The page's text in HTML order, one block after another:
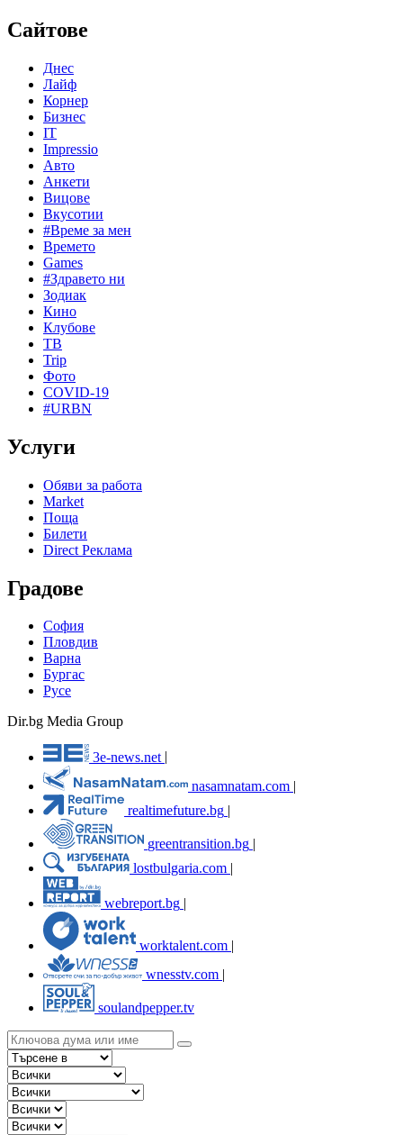
Сайтове
Днес
Лайф
Корнер
Бизнес
IT
Impressio
Авто
Анкети
Вицове
Вкусотии
#Време за мен
Времето
Games
#Здравето ни
Зодиак
Кино
Клубове
ТВ
Trip
Фото
COVID-19
#URBN
Услуги
Обяви за работа
Market
Поща
Билети
Direct Реклама
Градове
София
Пловдив
Варна
Бургас
Русе
Dir.bg Media Group
3e-news.net
nasamnatam.com |
realtimefuture.bg |
greentransition.bg |
lostbulgaria.com |
webreport.bg
worktalent.com |
wnesstv.com |
soulandpepper.tv